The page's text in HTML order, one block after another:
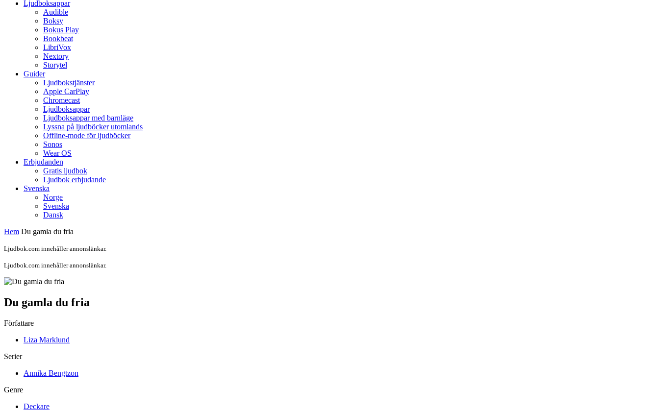
Ljudboksappar
Audible
Boksy
Bokus Play
Bookbeat
LibriVox
Nextory
Storytel
Guider
Ljudbokstjänster
Apple CarPlay
Chromecast
Ljudboksappar
Ljudboksappar med barnläge
Lyssna på ljudböcker utomlands
Offline-mode för ljudböcker
Sonos
Wear OS
Erbjudanden
Gratis ljudbok
Ljudbok erbjudande
Svenska
Norge
Svenska
Dansk
Hem Du gamla du fria
Ljudbok.com innehåller annonslänkar.
Ljudbok.com innehåller annonslänkar.
Du gamla du fria
Författare
Liza Marklund
Serier
Annika Bengtzon
Genre
Deckare